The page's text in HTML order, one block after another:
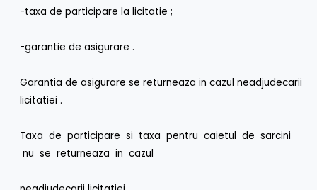
-taxa de participare la licitatie ;
-garantie de asigurare .
Garantia de asigurare se returneaza in cazul neadjudecarii
licitatiei .
Taxa de participare si taxa pentru caietul de sarcini
nu se returneaza in cazul